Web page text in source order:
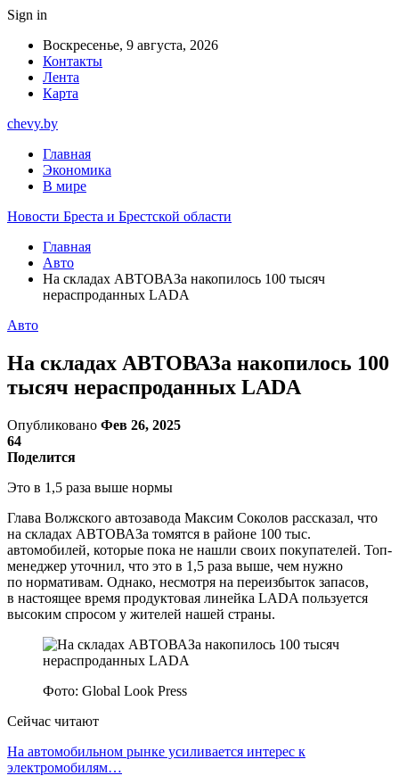
Sign in
Воскресенье, 9 августа, 2026
Контакты
Лента
Карта
chevy.by
Главная
Экономика
В мире
Новости Бреста и Брестской области
Главная
Авто
На складах АВТОВАЗа накопилось 100 тысяч
нераспроданных LADA
Авто
На складах АВТОВАЗа накопилось 100
тысяч нераспроданных LADA
Опубликовано Фев 26, 2025
64
Поделится
Это в 1,5 раза выше нормы
Глава Волжского автозавода Максим Соколов рассказал, что
на складах АВТОВАЗа томятся в районе 100 тыс.
автомобилей, которые пока не нашли своих покупателей. Топ-
менеджер уточнил, что это в 1,5 раза выше, чем нужно
по нормативам. Однако, несмотря на переизбыток запасов,
в настоящее время продуктовая линейка LADA пользуется
высоким спросом у жителей нашей страны.
Фото: Global Look Press
Сейчас читают
На автомобильном рынке усиливается интерес к
электромобилям…